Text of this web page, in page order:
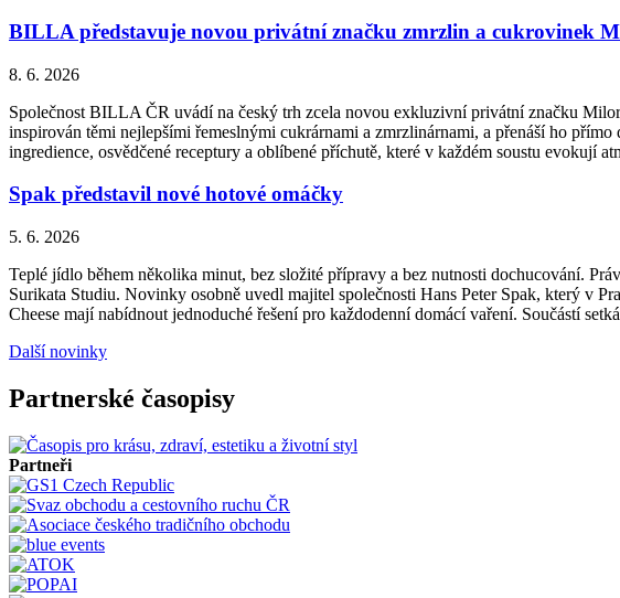
BILLA představuje novou privátní značku zmrzlin a cukrovinek
8. 6. 2026
Společnost BILLA ČR uvádí na český trh zcela novou exkluzivní privátní značku
inspirován těmi nejlepšími řemeslnými cukrárnami a zmrzlinárnami, a přenáší ho
ingredience, osvědčené receptury a oblíbené příchutě, které v každém soustu evokují
Spak představil nové hotové omáčky
5. 6. 2026
Teplé jídlo během několika minut, bez složité přípravy a bez nutnosti dochucování.
Surikata Studiu. Novinky osobně uvedl majitel společnosti Hans Peter Spak, který v
Cheese mají nabídnout jednoduché řešení pro každodenní domácí vaření. Součástí
Další novinky
Partnerské časopisy
Partneři